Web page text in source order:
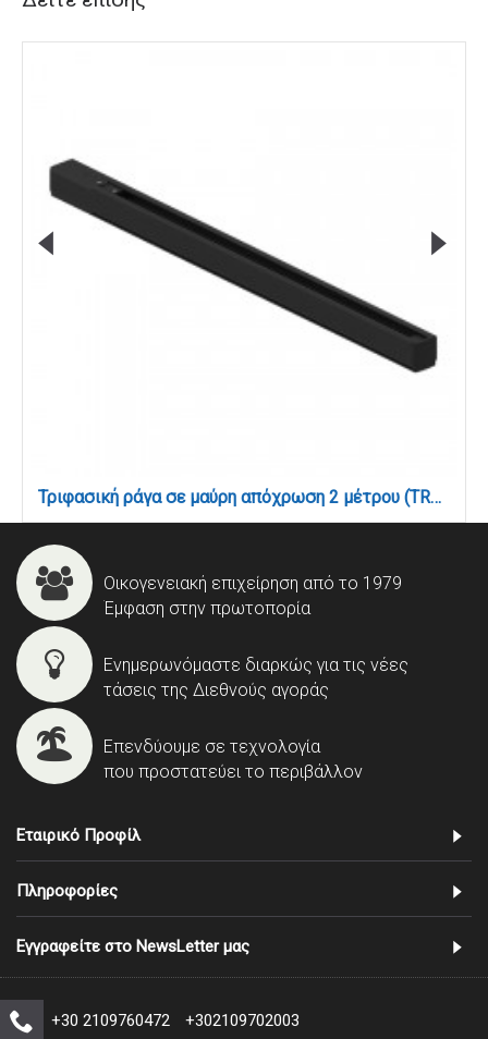
Τριφασική ράγα σε μαύρη απόχρωση 2 μέτρου (TR004-BL)
Οικογενειακή επιχείρηση από το 1979
Έμφαση στην πρωτοπορία
Ενημερωνόμαστε διαρκώς για τις νέες
τάσεις της Διεθνούς αγοράς
Επενδύουμε σε τεχνολογία
που προστατεύει το περιβάλλον
Εταιρικό Προφίλ
Πληροφορίες
Εγγραφείτε στο NewsLetter μας
+30 2109760472 +302109702003